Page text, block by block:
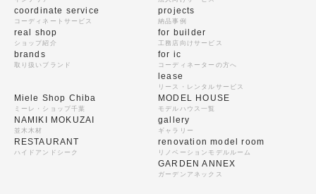
coordinate service
コーディネートサービス
real shop
ショップ紹介
brands
取り扱いブランド
projects
納品事例
for builder
工務店向けサービス
for ic
コーディネーターの方へ
lease
リース・レンタルサービス
Miele Shop Chiba
ミーレ・ショップ千葉
NAMIKI MOKUZAI
並木木材
RESTAURANT
ハイドアンドシーク
MODEL HOUSE
モデルハウス一覧
gallery
ギャラリー
renovation model room
リノベーションモデルルーム
GARDEN ANNEX
ガーデンアネックス